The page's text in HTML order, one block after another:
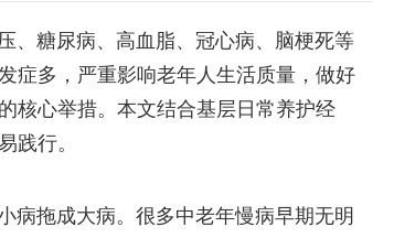
、糖尿病、高血脂、冠心病、脑梗死等
症多，严重影响老年人生活质量，做好
核心举措。本文结合基层日常养护经
践行。
病拖成大病。很多中老年慢病早期无明